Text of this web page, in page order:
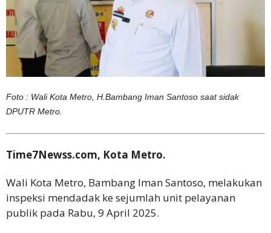
Foto : Wali Kota Metro, H.Bambang Iman Santoso saat sidak
DPUTR Metro.
Time7Newss.com, Kota Metro.
Wali Kota Metro, Bambang Iman Santoso, melakukan
inspeksi mendadak ke sejumlah unit pelayanan
publik pada Rabu, 9 April 2025.